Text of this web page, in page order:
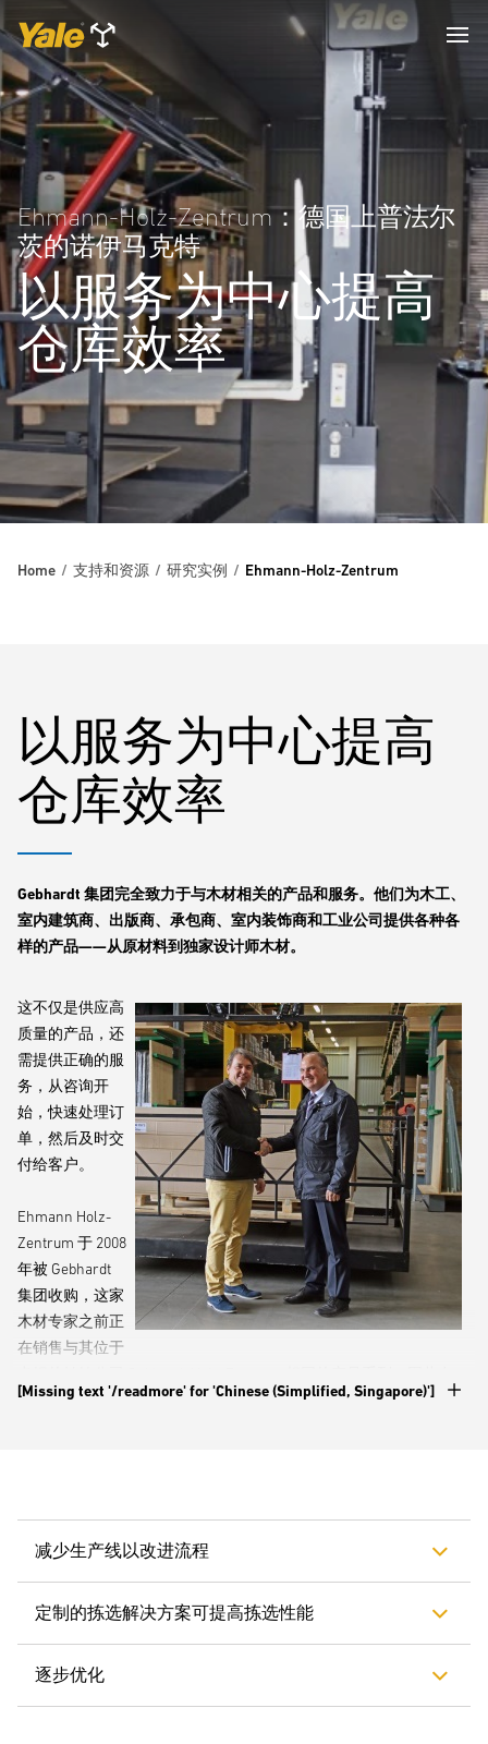
Ehmann-Holz-Zentrum：德国上普法尔
茨的诺伊马克特
以服务为中心提高
仓库效率
Home 支持和资源 研究实例 Ehmann-Holz-Zentrum
以服务为中心提高
仓库效率
Gebhardt 集团完全致力于与木材相关的产品和服务。他们为木工、
室内建筑商、出版商、承包商、室内装饰商和工业公司提供各种各
样的产品——从原材料到独家设计师木材。
这不仅是供应高
质量的产品，还
需提供正确的服
务，从咨询开
始，快速处理订
单，然后及时交
付给客户。
Ehmann Holz-
Zentrum 于 2008
年被 Gebhardt
集团收购，这家
木材专家之前正
在销售与其位于
2016 年，管理层决定将 Ehmann 建成一个能力中心，因为它的规模
流程。
[Missing text '/readmore' for 'Chinese (Simplified, Singapore)']
减少生产线以改进流程
定制的拣选解决方案可提高拣选性能
逐步优化